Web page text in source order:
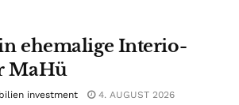
ehemalige Interio-
MaHü
investment 4. AUGUST 2026